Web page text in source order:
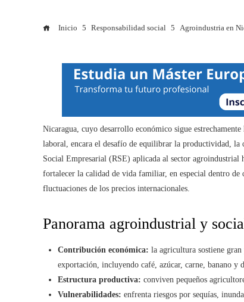
Inicio Responsabilidad social Agroindustria en
Nicaragua, cuyo desarrollo económico sigue
laboral, encara el desafío de equilibrar la productividad, la
Social Empresarial (RSE) aplicada al sector agroindustrial
fortalecer la calidad de vida familiar, en especial dentro de
fluctuaciones de los precios internacionales.
Panorama agroindustrial y
Contribución económica: la agricultura sostiene
exportación, incluyendo café, azúcar, carne, banano y
Estructura productiva: conviven pequeños
Vulnerabilidades: enfrenta riesgos por sequías,